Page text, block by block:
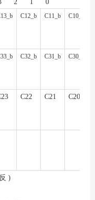
2 1 0
b C12_ b C11_ b C10_b
b C32_ b C31_ b C30_b
C22 C21 C20
)